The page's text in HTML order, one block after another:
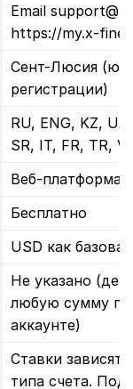
Email
https://my.x-
Сент-Люсия
регистрации)
RU, ENG, KZ,
SR, IT, FR, TR,
Веб‑платформа
Бесплатно
USD как
Не указано
любую сумму
аккаунте)
Ставки зависят
типа счета.